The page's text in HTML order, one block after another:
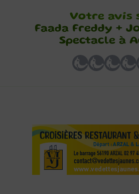
Votre avis
Faada Freddy +
Spectacle à